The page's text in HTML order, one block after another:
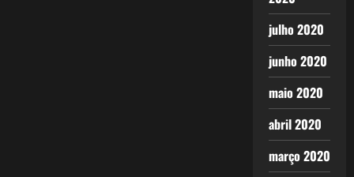
julho 2020
junho 2020
maio 2020
abril 2020
março 2020